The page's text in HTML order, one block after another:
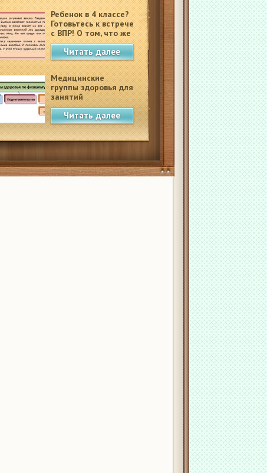
Ребенок в 4 классе?
Готовьтесь к встрече
с ВПР! О том, что же
это такое.
Читать далее
Медицинские
группы здоровья для
занятий
физкультурой в
школеЧитать далее